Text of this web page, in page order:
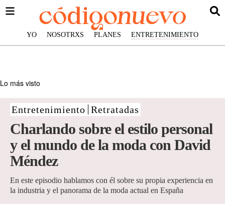
YO NOSOTRXS PLANES ENTRETENIMIENTO
Lo más visto
Entretenimiento Retratadas
Charlando sobre el estilo personal
y el mundo de la moda con David
Méndez
En este episodio hablamos con él sobre su propia experiencia en
la industria y el panorama de la moda actual en España